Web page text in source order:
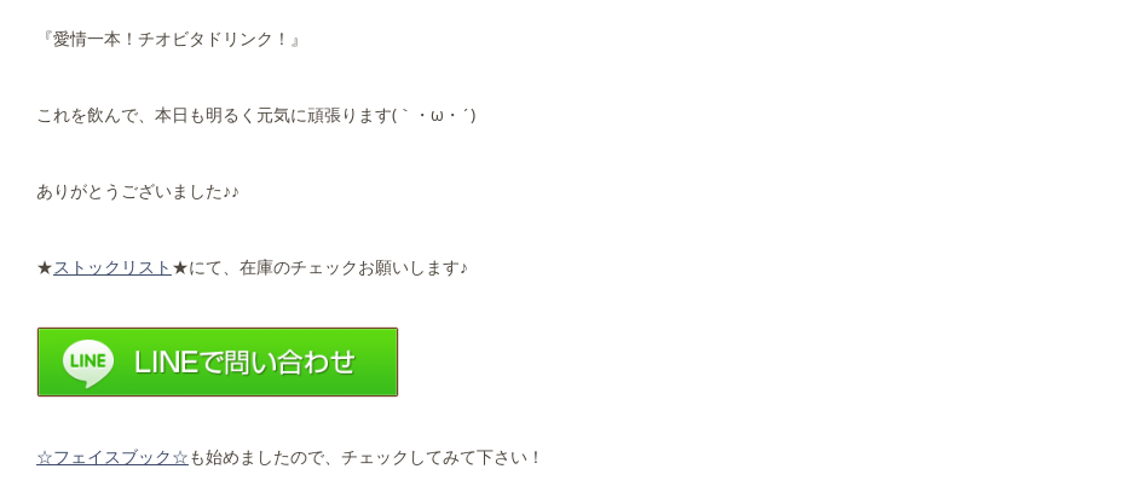
『愛情一本！チオビタドリンク！』
これを飲んで、本日も明るく元気に頑張ります(｀・ω・´)ゞ
ありがとうございました♪♪
★ストックリスト ★にて、在庫のチェックお願いします♪
☆フェイスブック☆も始めましたので、チェックしてみて下さい！